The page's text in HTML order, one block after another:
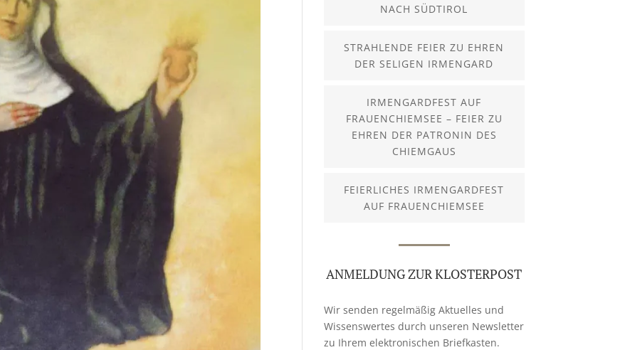
NACH SÜDTIROL
STRAHLENDE FEIER ZU EHREN
DER SELIGEN IRMENGARD
IRMENGARDFEST AUF
FRAUENCHIEMSEE – FEIER ZU
EHREN DER PATRONIN DES
CHIEMGAUS
FEIERLICHES IRMENGARDFEST
AUF FRAUENCHIEMSEE
ANMELDUNG ZUR KLOSTERPOST
Wir senden regelmäßig Aktuelles und
Wissenswertes durch unseren Newsletter
zu Ihrem elektronischen Briefkasten.